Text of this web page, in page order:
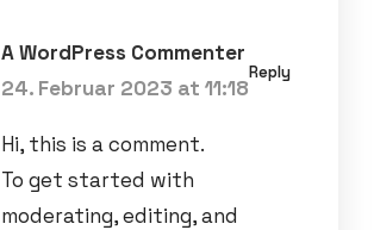
A WordPress Commenter
24. Februar 2023 at 11:18
Reply
Hi, this is a comment.
To get started with
moderating, editing, and